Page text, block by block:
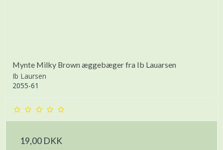
Mynte Milky Brown æggebæger fra Ib Lauarsen
Ib Laursen
2055-61
19,00 DKK